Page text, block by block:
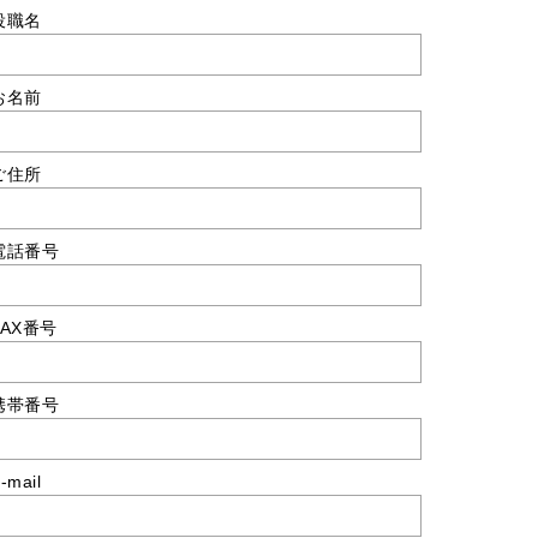
職名
名前
住所
話番号
番号
帯番号
mail